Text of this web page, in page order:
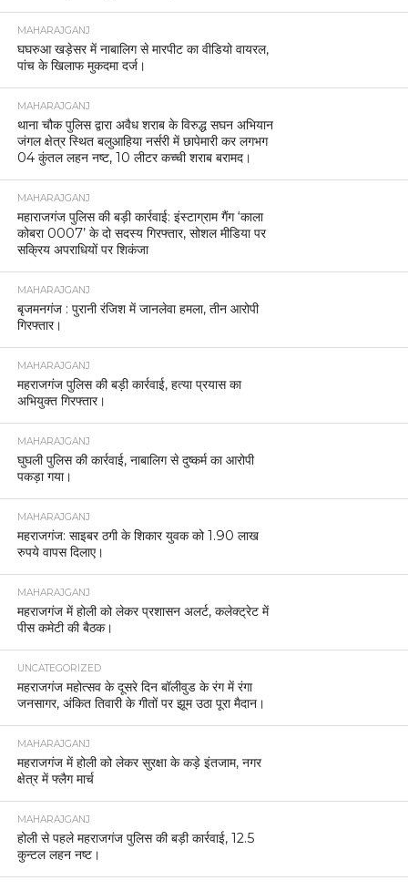
MAHARAJGANJ
घघरुआ खड़ेसर में नाबालिग से मारपीट का वीडियो वायरल,
पांच के खिलाफ मुकदमा दर्ज।
MAHARAJGANJ
थाना चौक पुलिस द्वारा अवैध शराब के विरुद्ध सघन अभियान
जंगल क्षेत्र स्थित बलुआहिया नर्सरी में छापेमारी कर लगभग
04 कुंतल लहन नष्ट, 10 लीटर कच्ची शराब बरामद।
MAHARAJGANJ
महाराजगंज पुलिस की बड़ी कार्रवाई: इंस्टाग्राम गैंग ‘काला
कोबरा 0007’ के दो सदस्य गिरफ्तार, सोशल मीडिया पर
सक्रिय अपराधियों पर शिकंजा
MAHARAJGANJ
बृजमनगंज : पुरानी रंजिश में जानलेवा हमला, तीन आरोपी
गिरफ्तार।
MAHARAJGANJ
महराजगंज पुलिस की बड़ी कार्रवाई, हत्या प्रयास का
अभियुक्त गिरफ्तार।
MAHARAJGANJ
घुघली पुलिस की कार्रवाई, नाबालिग से दुष्कर्म का आरोपी
पकड़ा गया।
MAHARAJGANJ
महराजगंज: साइबर ठगी के शिकार युवक को 1.90 लाख
रुपये वापस दिलाए।
MAHARAJGANJ
महराजगंज में होली को लेकर प्रशासन अलर्ट, कलेक्ट्रेट में
पीस कमेटी की बैठक।
UNCATEGORIZED
महराजगंज महोत्सव के दूसरे दिन बॉलीवुड के रंग में रंगा
जनसागर, अंकित तिवारी के गीतों पर झूम उठा पूरा मैदान।
MAHARAJGANJ
महराजगंज में होली को लेकर सुरक्षा के कड़े इंतजाम, नगर
क्षेत्र में फ्लैग मार्च
MAHARAJGANJ
होली से पहले महराजगंज पुलिस की बड़ी कार्रवाई, 12.5
कुन्टल लहन नष्ट।